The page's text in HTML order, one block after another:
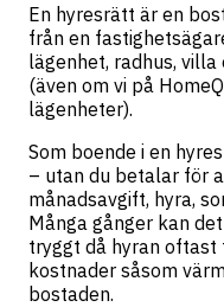
En hyresrätt är en
från en
lägenhet, radhus,
(även om vi på
lägenheter).
Som boende i en
– utan du betalar för
månadsavgift, hyra,
Många gånger kan
tryggt då hyran
kostnader såsom
bostaden.